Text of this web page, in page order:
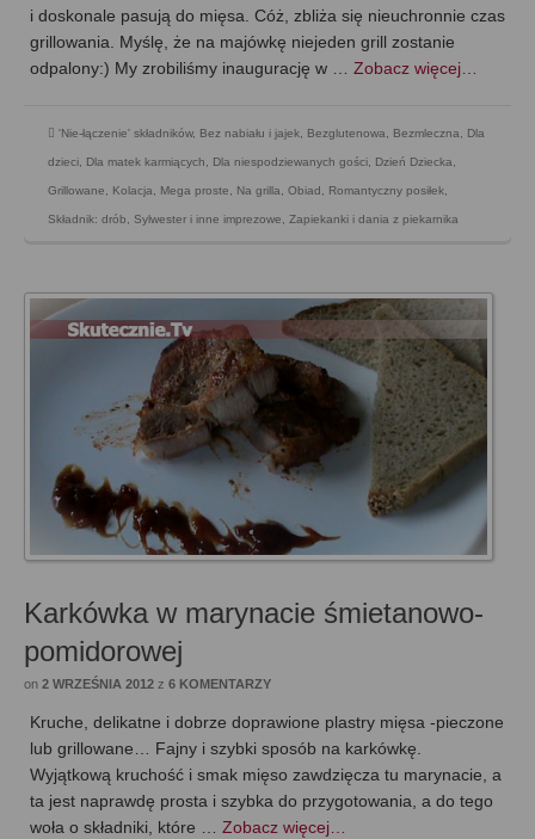
i doskonale pasują do mięsa. Cóż, zbliża się nieuchronnie czas
grillowania. Myślę, że na majówkę niejeden grill zostanie
odpalony:) My zrobiliśmy inaugurację w … Zobacz więcej…
'Nie-łączenie' składników, Bez nabiału i jajek Bezglutenowa Bezmleczna Dla
dzieci Dla matek karmiących Dla niespodziewanych gości Dzień Dziecka
Grillowane Kolacja Mega proste Na grilla Obiad Romantyczny posiłek
Składnik: drób Sylwester i inne imprezowe Zapiekanki i dania z piekarnika
Karkówka w marynacie śmietanowo-
pomidorowej
on 2 WRZEŚNIA 2012 z 6 KOMENTARZY
Kruche, delikatne i dobrze doprawione plastry mięsa -pieczone
lub grillowane… Fajny i szybki sposób na karkówkę.
Wyjątkową kruchość i smak mięso zawdzięcza tu marynacie, a
ta jest naprawdę prosta i szybka do przygotowania, a do tego
woła o składniki, które … Zobacz więcej…